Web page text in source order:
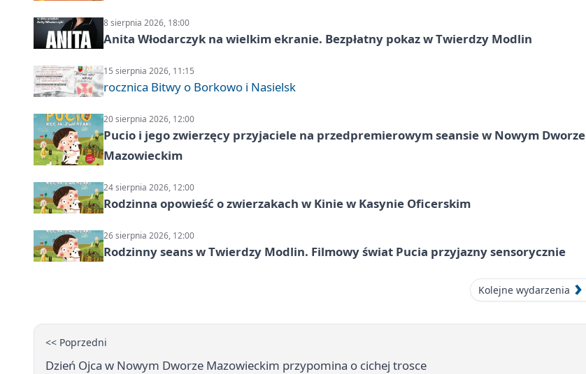
8 sierpnia 2026, 18:00
Anita Włodarczyk na wielkim ekranie. Bezpłatny pokaz w Twierdzy Modlin
15 sierpnia 2026, 11:15
rocznica Bitwy o Borkowo i Nasielsk
20 sierpnia 2026, 12:00
Pucio i jego zwierzęcy przyjaciele na przedpremierowym seansie w Nowym Dworze
Mazowieckim
24 sierpnia 2026, 12:00
Rodzinna opowieść o zwierzakach w Kinie w Kasynie Oficerskim
26 sierpnia 2026, 12:00
Rodzinny seans w Twierdzy Modlin. Filmowy świat Pucia przyjazny sensorycznie
Kolejne wydarzenia
<< Poprzedni
Dzień Ojca w Nowym Dworze Mazowieckim przypomina o cichej trosce